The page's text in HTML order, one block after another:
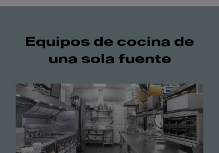
Equipos de cocina de
una sola fuente